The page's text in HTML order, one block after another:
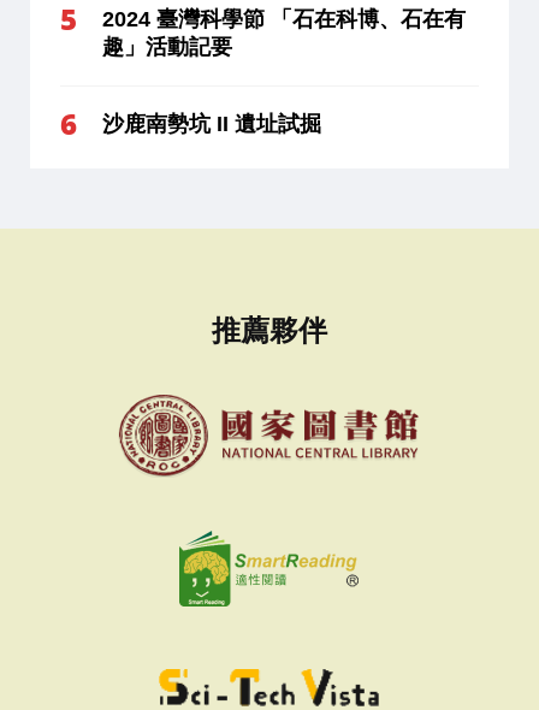
2024 臺灣科學節 「石在科博、石在有
趣」活動記要
沙鹿南勢坑 II 遺址試掘
推薦夥伴